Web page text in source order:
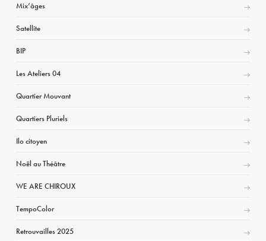
Mix’âges
Satellite
BIP
Les Ateliers 04
Quartier Mouvant
Quartiers Pluriels
Ilo citoyen
Noël au Théâtre
WE ARE CHIROUX
TempoColor
Retrouvailles 2025